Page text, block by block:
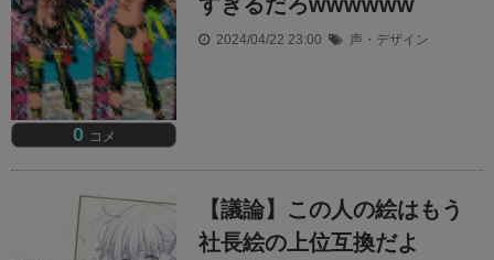
0 コメ
2024/04/22 23:00 声・デザイン
【議論】この人の絵はもう
社長絵の上位互換だよ